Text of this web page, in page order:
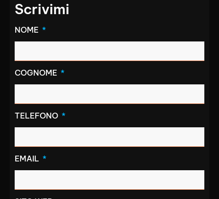
Scrivimi
NOME
COGNOME
TELEFONO
EMAIL